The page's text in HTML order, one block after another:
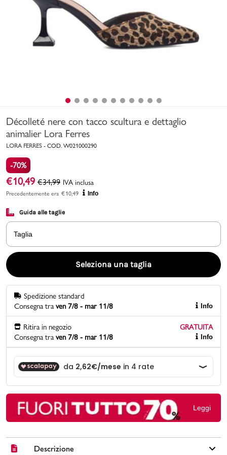
Marchi
Promo & News
contatti
Gift card
Décolleté nere con tacco scultura e dettaglio
animalier Lora Ferres
LORA FERRES - COD. W021000290
-70%
€10,49 €34,99 IVA inclusa
Precedentemente era €10,49 Info
Guida alle taglie
Taglia
Seleziona una taglia
Spedizione standard
Consegna tra ven 7/8 - mar 11/8 Info
Ritira in negozio
GRATUITA
Consegna tra ven 7/8 - mar 11/8 Info
Leggi
Descrizione